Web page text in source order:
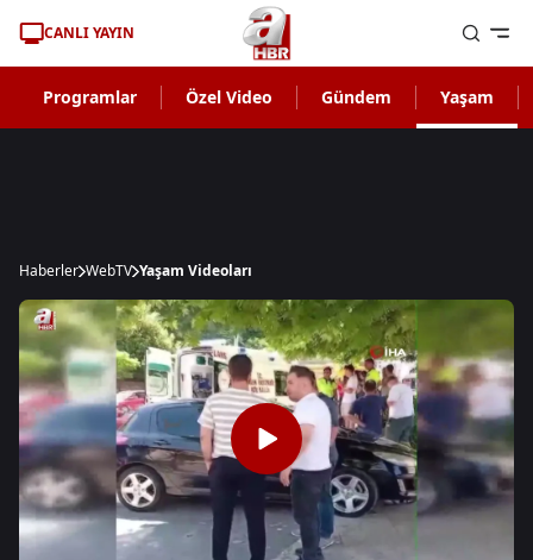
CANLI YAYIN
Programlar Özel Video Gündem Yaşam
Haberler WebTV Yaşam Videoları